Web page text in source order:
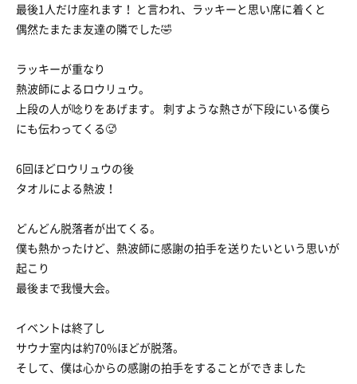
最後1人だけ座れます！ と言われ、ラッキーと思い席に着くと
偶然たまたま友達の隣でした🤣
ラッキーが重なり
熱波師によるロウリュウ。
上段の人が唸りをあげます。 刺すような熱さが下段にいる僕ら
にも伝わってくる🥵
6回ほどロウリュウの後
タオルによる熱波！
どんどん脱落者が出てくる。
僕も熱かったけど、熱波師に感謝の拍手を送りたいという思いが
起こり
最後まで我慢大会。
イベントは終了し
サウナ室内は約70%ほどが脱落。
そして、僕は心からの感謝の拍手をすることができました